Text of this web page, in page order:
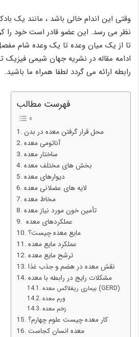
نظر می رسد. این عضو قادر است خود را
تا از یک میان وعده تا یک وعده شام
ادامه مقاله در نشریه جهان شیمی
رابطه ارائه می گردد لطفا همراه ما باشید.
فهرست مطالب
محل قرار گرفتن معده در بدن
آناتومی معده
ساختار معده
بخش های مختلف معده
دیوارهای معده
لایه های عضلانی معده
مخاط معده
تأمین خون مورد نیاز معده
عملکردهای معده
مایع معده چیست؟
عملکرد مایع معده
ترشح مایع معده
نقش معده در هضم و جذب غذا
مشکلات رایج در رابطه با معده
بیماری ریفلاکس معده (GERD)
ورم معده
زخم معده
کار معده چیست علوم چهارم؟
معده انسان کجاست